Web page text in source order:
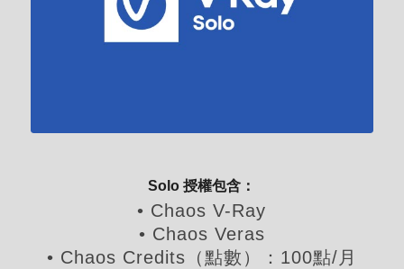
Solo 授權包含：
• Chaos V-Ray
• Chaos Veras
• Chaos Credits（點數）：100點/月